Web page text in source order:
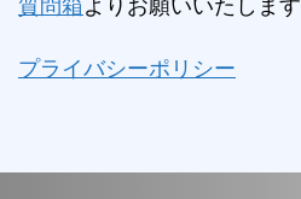
質問箱よりお願いいたします
プライバシーポリシー